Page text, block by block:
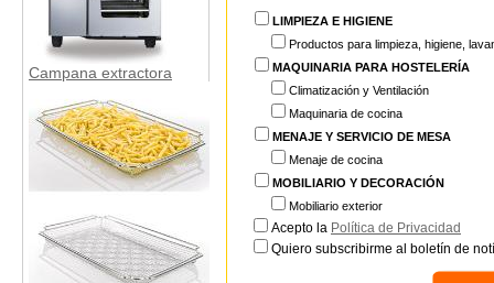
Campana extractora
LIMPIEZA E HIGIENE
Productos para limpieza, higiene,
MAQUINARIA PARA HOSTELERÍA
Climatización y Ventilación
Maquinaria de cocina
MENAJE Y SERVICIO DE MESA
Menaje de cocina
MOBILIARIO Y DECORACIÓN
Mobiliario exterior
Acepto la Política de Privacidad
Quiero subscribirme al boletín de